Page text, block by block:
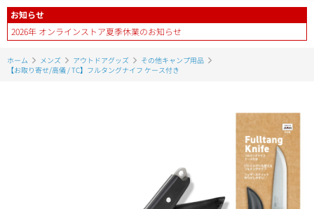
お知らせ
2026年 オンラインストア夏季休業のお知らせ
ホーム メンズ アウトドアグッズ
その他キャンプ用品
【お取り寄せ/高儀 / TC】フルタングナイフ ケース付き